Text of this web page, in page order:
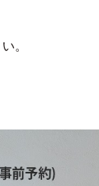
。